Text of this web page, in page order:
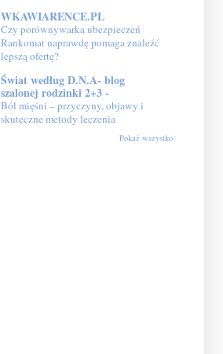
WKAWIARENCE.PL
Czy porównywarka ubezpieczeń
Rankomat naprawdę pomaga znaleźć
lepszą ofertę?
Świat według D.N.A- blog
szalonej rodzinki 2+3 -
Ból mięśni – przyczyny, objawy i
skuteczne metody leczenia
Pokaż wszystko